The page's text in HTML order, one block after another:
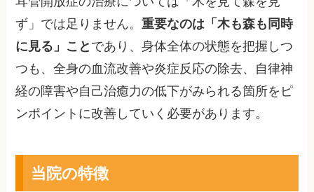
ず」では足りません。重要なのは「木も森も同時
に見る」こと であり、身体全体の状態を把握しつ
つも、全身の血流改善や炎症反応の除去、自律神
経の障害や自己治癒力の低下がみられる箇所をピ
ンポイントに改善していく必要があります。
当院の特徴